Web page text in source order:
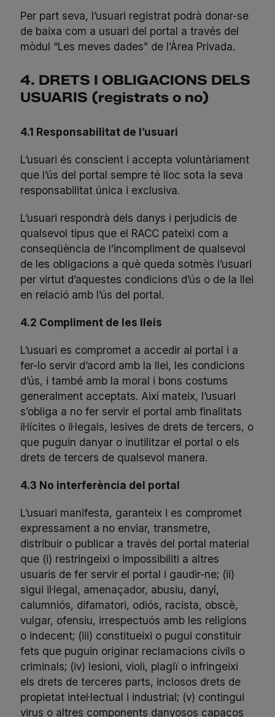
Per part seva, l’usuari registrat podrà donar-se
de baixa com a usuari del portal a través del
mòdul “Les meves dades” de l’Àrea Privada.
4. DRETS I OBLIGACIONS DELS
USUARIS (registrats o no)
4.1 Responsabilitat de l’usuari
L’usuari és conscient i accepta voluntàriament
que l’ús del portal sempre té lloc sota la seva
responsabilitat única i exclusiva.
L’usuari respondrà dels danys i perjudicis de
qualsevol tipus que el RACC pateixi com a
conseqüència de l’incompliment de qualsevol
de les obligacions a què queda sotmès l’usuari
per virtut d’aquestes condicions d’ús o de la llei
en relació amb l’ús del portal.
4.2 Compliment de les lleis
L’usuari es compromet a accedir al portal i a
fer-lo servir d’acord amb la llei, les condicions
d’ús, i també amb la moral i bons costums
generalment acceptats. Així mateix, l’usuari
s’obliga a no fer servir el portal amb finalitats
il·lícites o il·legals, lesives de drets de tercers, o
que puguin danyar o inutilitzar el portal o els
drets de tercers de qualsevol manera.
4.3 No interferència del portal
L’usuari manifesta, garanteix i es compromet
expressament a no enviar, transmetre,
distribuir o publicar a través del portal material
que (i) restringeixi o impossibiliti a altres
usuaris de fer servir el portal i gaudir-ne; (ii)
sigui il·legal, amenaçador, abusiu, danyí,
calumniós, difamatori, odiós, racista, obscè,
vulgar, ofensiu, irrespectuós amb les religions
o indecent; (iii) constitueixi o pugui constituir
fets que puguin originar reclamacions civils o
criminals; (iv) lesioni, violi, plagiï o infringeixi
els drets de terceres parts, inclosos drets de
propietat intel·lectual i industrial; (v) contingui
virus o altres components danyosos capaços